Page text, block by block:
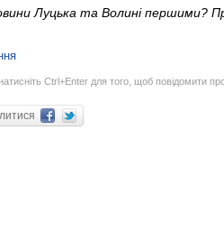
Луцька та Волині першими?
Ctrl+Enter для того, щоб повідомити